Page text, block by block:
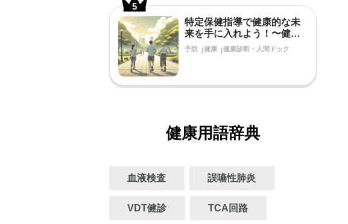
5
特定保健指導で健康的な未
来を手に入れよう！〜健診
結果で生活習慣の改善が必
要だと言われたあなたへ〜
予防 健康 健康診断・人間ドック
健康用語辞典
血液検査 誤嚥性肺炎
VDT健診 TCA回路